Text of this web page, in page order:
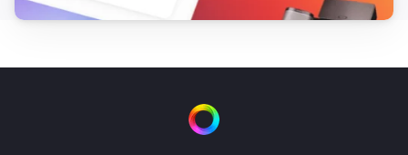
Der Batteriestand hat sich geändert
Door/Window Sensor Gen5